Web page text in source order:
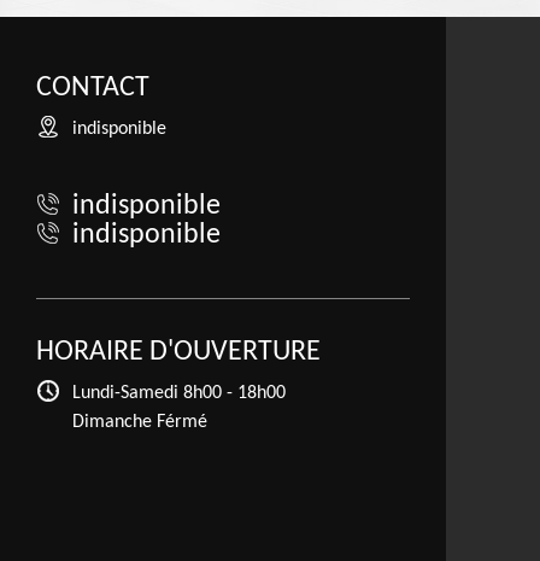
CONTACT
indisponible
indisponible
indisponible
HORAIRE D'OUVERTURE
Lundi-Samedi 8h00 - 18h00
Dimanche Férmé